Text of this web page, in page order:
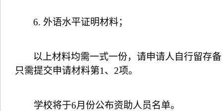
6. 外语水平证明材料；
以上材料均需一式一份，请申请人自行留存
只需提交申请材料第1 、 2项。
学校将于6月份公布资助人员名单。